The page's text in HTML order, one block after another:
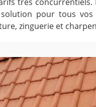
très concurrentiels.
pour tous vos
zinguerie et